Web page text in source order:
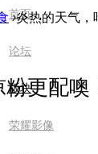
首页
论坛
版块
荣耀影像
›炎热的天气，
更配噢